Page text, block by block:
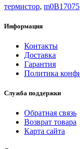
термистор, m0B17075
Информация
Контакты
Доставка
Гарантия
Политика
Служба поддержки
Обратная связь
Возврат товара
Карта сайта